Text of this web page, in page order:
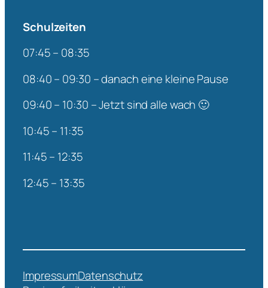
Schulzeiten
07:45 – 08:35
08:40 – 09:30 – danach eine kleine Pause
09:40 – 10:30 – Jetzt sind alle wach 🙂
10:45 – 11:35
11:45 – 12:35
12:45 – 13:35
ImpressumDatenschutz